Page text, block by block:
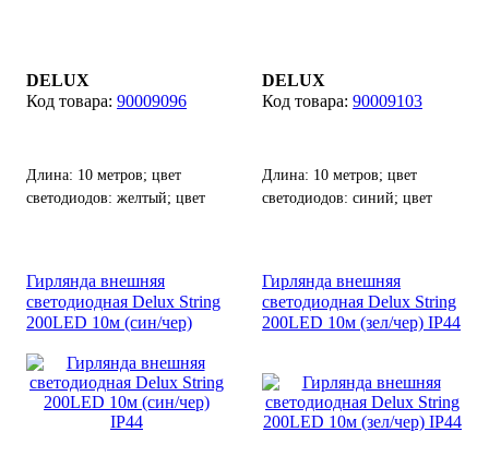
DELUX
90009096
Длина: 10 метров; цвет
светодиодов: желтый; цвет
гирлянд от одного источника
питания.
DELUX
90009103
Длина: 10 метров; цвет
светодиодов: синий; цвет
Гирлянда внешняя
светодиодная Delux String
200LED 10м (син/чер)
Гирлянда внешняя
светодиодная Delux String
200LED 10м (зел/чер) IP44